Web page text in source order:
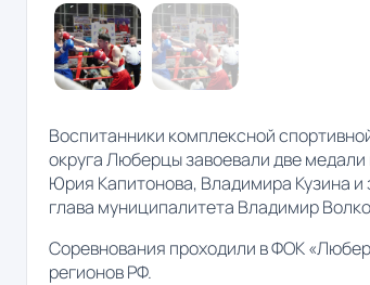
Воспитанники комплексной
округа Люберцы завоевали две
Юрия Капитонова, Владимира Кузина
глава муниципалитета Владимир
Соревнования проходили в ФОК
регионов РФ.